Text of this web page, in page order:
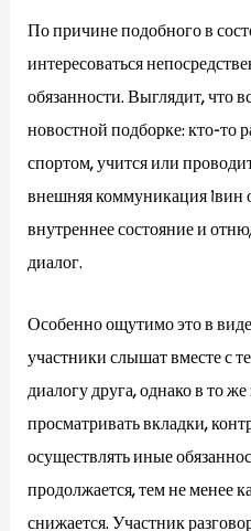
По причине подобного в
интересоваться
обязанности. Выглядит, что
новостной подборке: кто-то
спортом, учится или
внешняя коммуникация 1вин
внутреннее состояние и
диалог.
Особенно ощутимо это в
участники слышат вместе с
диалогу друга, однако в то
просматривать вкладки,
осуществлять иные
продолжается, тем не менее
снижается. Участник